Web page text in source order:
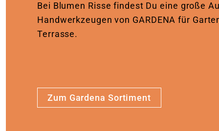
Bei Blumen Risse findest Du eine große
Handwerkzeugen von GARDENA für
Terrasse.
Zum Gardena Sortiment